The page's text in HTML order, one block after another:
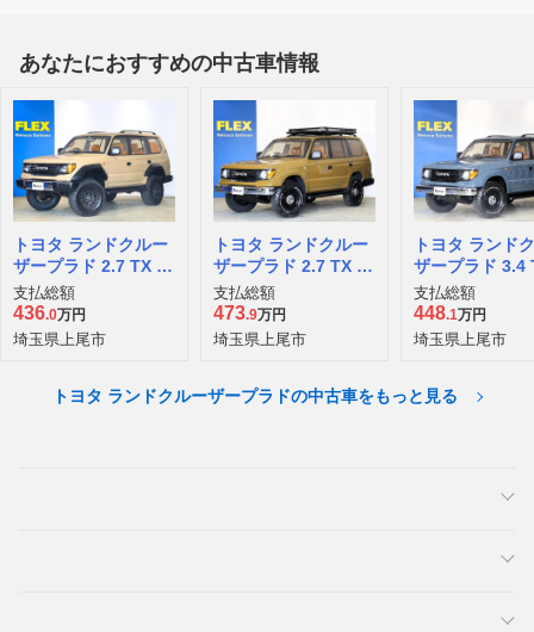
あなたにおすすめの中古車情報
トヨタ ランドクルー
ザープラド 2.7 TX 4
WD
支払総額
436.0万円
埼玉県上尾市
トヨタ ランドクルー
ザープラド 2.7 TX リ
ミテッド 4WD
支払総額
473.9万円
埼玉県上尾市
トヨタ ランド
ザープラド 3.4
WD
支払総額
448.1万円
埼玉県上尾市
トヨタ ランドクルーザープラドの中古車をもっと見る